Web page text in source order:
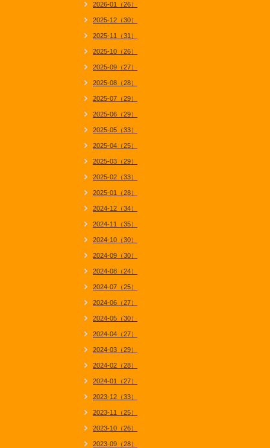
2026-01（26）
2025-12（30）
2025-11（31）
2025-10（26）
2025-09（27）
2025-08（28）
2025-07（29）
2025-06（29）
2025-05（33）
2025-04（25）
2025-03（29）
2025-02（33）
2025-01（28）
2024-12（34）
2024-11（35）
2024-10（30）
2024-09（30）
2024-08（24）
2024-07（25）
2024-06（27）
2024-05（30）
2024-04（27）
2024-03（29）
2024-02（28）
2024-01（27）
2023-12（33）
2023-11（25）
2023-10（26）
2023-09（28）